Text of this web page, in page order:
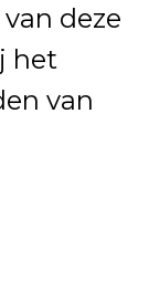
deze
het
van